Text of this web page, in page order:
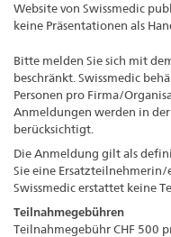
Website von Swissmedic
keine Präsentationen als
Bitte melden Sie sich mit
beschränkt. Swissmedic
Personen pro Firma/
Anmeldungen werden in
berücksichtigt.
Die Anmeldung gilt als
Sie eine
Swissmedic erstattet keine
Teilnahmegebühren
Teilnahmegebühr CHF 500